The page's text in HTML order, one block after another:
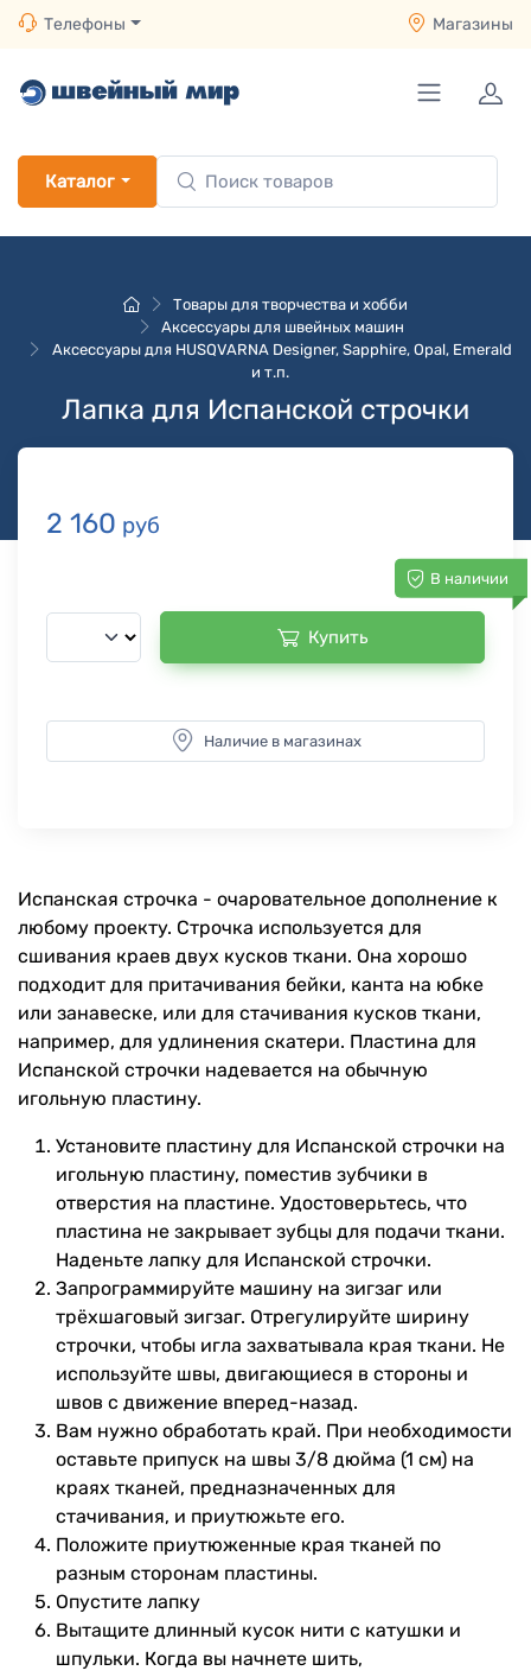
Телефоны Магазины
Каталог
Товары для творчества и хобби
Аксессуары для швейных машин
Аксессуары для HUSQVARNA Designer, Sapphire, Opal, Emerald
и т.п.
Лапка для Испанской строчки
2 160 руб
В наличии
Купить
Наличие в магазинах
Испанская строчка - очаровательное дополнение к
любому проекту. Строчка используется для
сшивания краев двух кусков ткани. Она хорошо
подходит для притачивания бейки, канта на юбке
или занавеске, или для стачивания кусков ткани,
например, для удлинения скатери. Пластина для
Испанской строчки надевается на обычную
игольную пластину.
Установите пластину для Испанской строчки на
игольную пластину, поместив зубчики в
отверстия на пластине. Удостоверьтесь, что
пластина не закрывает зубцы для подачи ткани.
Наденьте лапку для Испанской строчки.
Запрограммируйте машину на зигзаг или
трёхшаговый зигзаг. Отрегулируйте ширину
строчки, чтобы игла захватывала края ткани. Не
используйте швы, двигающиеся в стороны и
швов с движение вперед-назад.
Вам нужно обработать край. При необходимости
оставьте припуск на швы 3/8 дюйма (1 см) на
краях тканей, предназначенных для
стачивания, и приутюжьте его.
Положите приутюженные края тканей по
разным сторонам пластины.
Опустите лапку
Вытащите длинный кусок нити с катушки и
шпульки. Когда вы начнете шить,